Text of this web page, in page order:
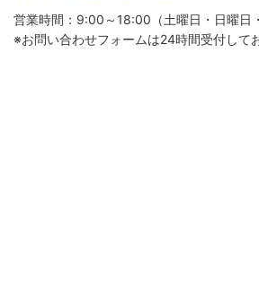
営業時間：9:00～18:00（土曜日・日曜日
※お問い合わせフォームは24時間受付して